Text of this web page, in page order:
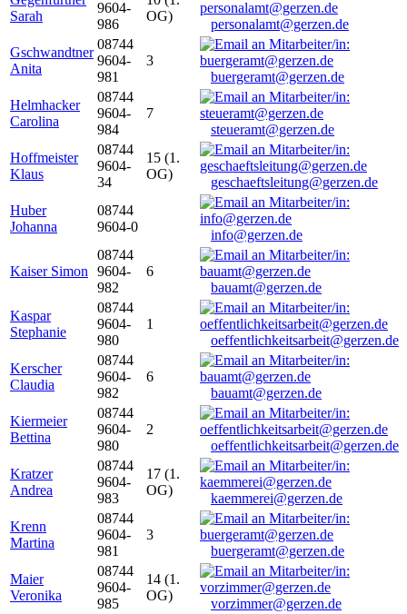
Sarah
9604-
986
OG)
personalamt@gerzen.de
Gschwandtner
Anita
08744
9604-
981
3
buergeramt@gerzen.de
Helmhacker
Carolina
08744
9604-
984
7
steueramt@gerzen.de
Hoffmeister
Klaus
08744
9604-
34
15 (1.
OG)
geschaeftsleitung@gerzen.de
Huber
Johanna
08744
9604-0
info@gerzen.de
Kaiser Simon
08744
9604-
982
6
bauamt@gerzen.de
Kaspar
Stephanie
08744
9604-
980
1
oeffentlichkeitsarbeit@gerzen.de
Kerscher
Claudia
08744
9604-
982
6
bauamt@gerzen.de
Kiermeier
Bettina
08744
9604-
980
2
oeffentlichkeitsarbeit@gerzen.de
Kratzer
Andrea
08744
9604-
983
17 (1.
OG)
kaemmerei@gerzen.de
Krenn
Martina
08744
9604-
981
3
buergeramt@gerzen.de
Maier
Veronika
08744
9604-
985
14 (1.
OG)
vorzimmer@gerzen.de